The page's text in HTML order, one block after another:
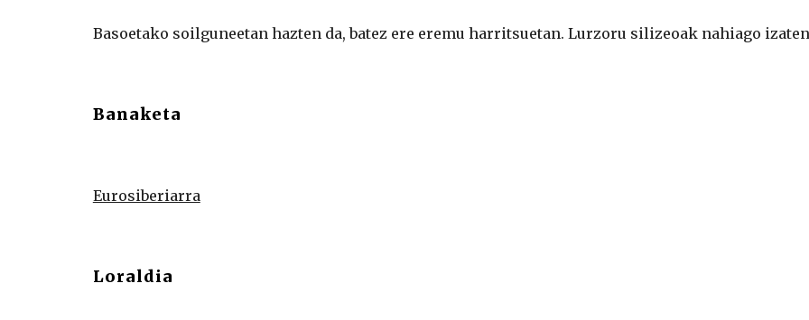
Basoetako soilguneetan hazten da, batez ere eremu harritsuetan. Lurzoru silizeoak nahiago
Banaketa
Eurosiberiarra
Loraldia